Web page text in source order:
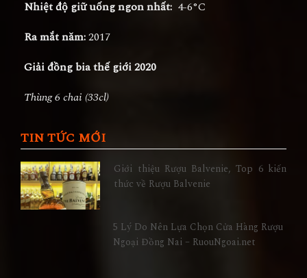
Nhiệt độ giữ uống ngon nhất: 4-6°C
Ra mắt năm:2017
Giải đồng bia thế giới 2020
Thùng 6 chai (33cl)
TIN TỨC MỚI
Giới thiệu Rượu Balvenie, Top 6 kiến
thức về Rượu Balvenie
5 Lý Do Nên Lựa Chọn Cửa Hàng Rượu
Ngoại Đồng Nai – RuouNgoai.net